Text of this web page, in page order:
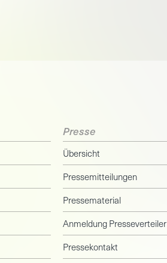
Presse
Übersicht
Pressemitteilungen
Pressematerial
Anmeldung Presseverteiler
Pressekontakt